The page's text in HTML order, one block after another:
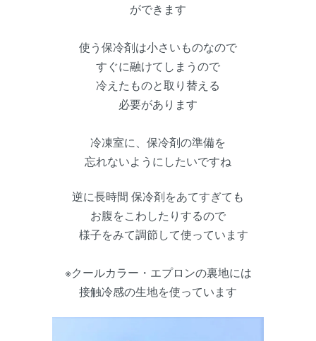
ができます
使う保冷剤は小さいものなので
すぐに融けてしまうので
冷えたものと取り替える
必要があります
冷凍室に、保冷剤の準備を
忘れないようにしたいですね
逆に長時間 保冷剤をあてすぎても
お腹をこわしたりするので
様子をみて調節して使っています
※クールカラー・エプロンの裏地には
接触冷感の生地を使っています